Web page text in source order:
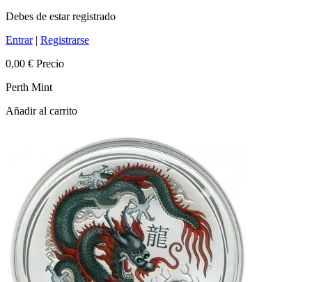
Debes de estar registrado
Entrar| Registrarse
0,00 € Precio
Perth Mint
Añadir al carrito